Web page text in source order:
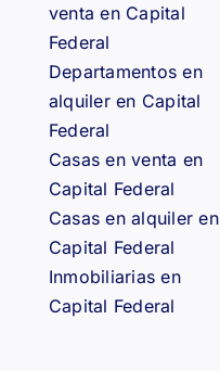
venta en Capital
Federal
Departamentos en
alquiler en Capital
Federal
Casas en venta en
Capital Federal
Casas en alquiler en
Capital Federal
Inmobiliarias en
Capital Federal